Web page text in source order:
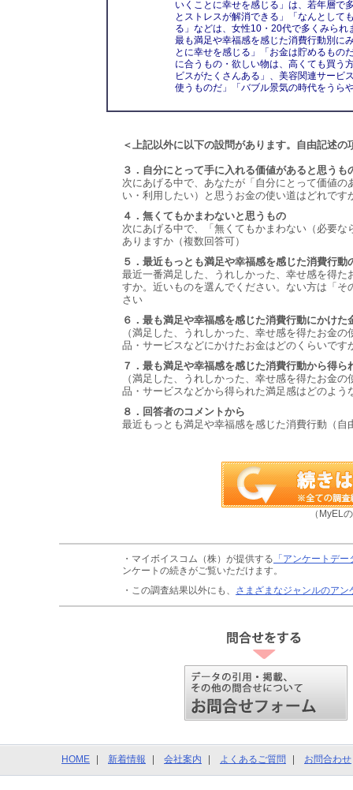
いくことに幸せを感じる」は、若年層で
とストレスが解消できる」「なんとして
る」などは、女性10・20代で多くみられ
最も満足や幸福感を感じた消費行動別に
とに幸せを感じる」「お金は貯めるもの
に合うもの・欲しい物は、高くても買う
ビスがたくさんある」、美容関連サービ
使うものだ」「バブル景気の時代をうら
＜上記以外に以下の設問があります。自由記述の
３．自分にとって手に入れる価値があると思うも
次にあげる中で、あなたが「自分にとって価値
い・利用したい）と思うお金の使い道はどれです
４．無くてもかまわないと思うもの
次にあげる中で、「無くてもかまわない（必要
ありますか（複数回答可）
５．最近もっとも満足や幸福感を感じた消費行動
最近一番満足した、うれしかった、幸せ感を得
すか。近いものを選んでください。ない方は「
さい
６．最も満足や幸福感を感じた消費行動にかけた
（満足した、うれしかった、幸せ感を得たお金
品・サービスなどにかけたお金はどのくらいです
７．最も満足や幸福感を感じた消費行動から得ら
（満足した、うれしかった、幸せ感を得たお金
品・サービスなどから得られた満足感はどのよう
８．回答者のコメントから
最近もっとも満足や幸福感を感じた消費行動（自
（MyEL
・マイボイスコム（株）が提供する 「アンケートデ
ンケートの続きがご覧いただけます。
・この調査結果以外にも、 さまざまなジャンルのアン
HOME 新着情報 会社案内 よくあるご質問 お問合わせ